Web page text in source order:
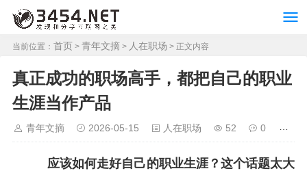
当前位置： 首页 > 青年文摘 > 人在职场 > 正文内容
真正成功的职场高手，都把自己的职业
生涯当作产品
青年文摘 2026-05-15 人在职场 52 0
应该如何走好自己的职业生涯？这个话题太大